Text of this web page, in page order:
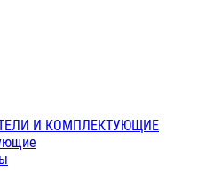
И КОМПЛЕКТУЮЩИЕ